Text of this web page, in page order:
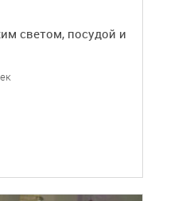
светом, посудой и